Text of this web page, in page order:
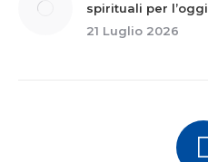
spirituali per l’oggi
21 Luglio 2026